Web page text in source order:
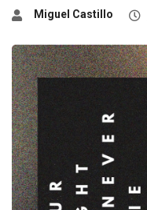
Miguel Castillo